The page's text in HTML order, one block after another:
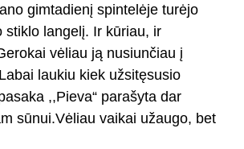
gimtadienį spintelėje turėjo
stiklo langelį. Ir kūriau, ir
vėliau ją nusiunčiau į
laukiu kiek užsitęsusio
,,Pieva“ parašyta dar
sūnui.Vėliau vaikai užaugo, bet